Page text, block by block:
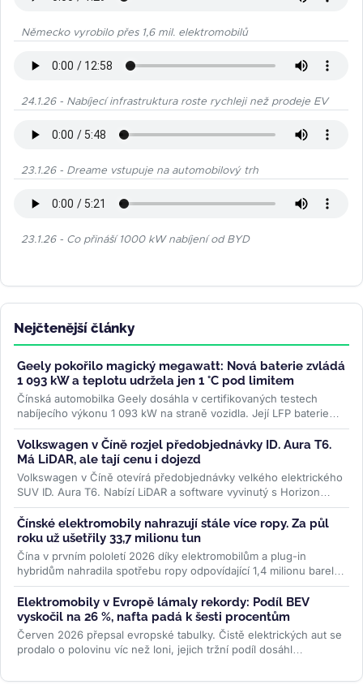
Německo vyrobilo přes 1,6 mil. elektromobilů
24.1.26 - Nabíjecí infrastruktura roste rychleji než prodeje EV
23.1.26 - Dreame vstupuje na automobilový trh
23.1.26 - Co přináší 1000 kW nabíjení od BYD
Nejčtenější články
Geely pokořilo magický megawatt: Nová baterie zvládá
1 093 kW a teplotu udržela jen 1 °C pod limitem
Čínská automobilka Geely dosáhla v certifikovaných testech
nabíjecího výkonu 1 093 kW na straně vozidla. Její LFP baterie
Aegis Gold Brick...>>
Volkswagen v Číně rozjel předobjednávky ID. Aura T6.
Má LiDAR, ale tají cenu i dojezd
Volkswagen v Číně otevírá předobjednávky velkého elektrického
SUV ID. Aura T6. Nabízí LiDAR a software vyvinutý s Horizon
Robotics, ale...>>
Čínské elektromobily nahrazují stále více ropy. Za půl
roku už ušetřily 33,7 milionu tun
Čína v prvním pololetí 2026 díky elektromobilům a plug-in
hybridům nahradila spotřebu ropy odpovídající 1,4 milionu barelů
denně....>>
Elektromobily v Evropě lámaly rekordy: Podíl BEV
vyskočil na 26 %, nafta padá k šesti procentům
Červen 2026 přepsal evropské tabulky. Čistě elektrických aut se
prodalo o polovinu víc než loni, jejich tržní podíl dosáhl